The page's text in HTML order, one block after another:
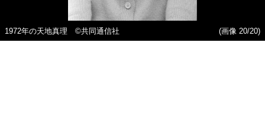
1972年の天地真理 ©️共同通信社 (画像 20/20)